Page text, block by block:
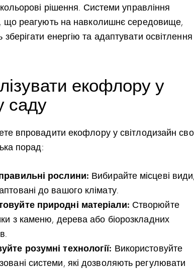
кольорові рішення. Системи управління
що реагують на навколишнє середовище,
енергію та адаптувати
екофлору у
саду
впровадити екофлору у світлодизайн
порад:
рослини: Вибирайте місцеві
до вашого клімату.
природні матеріали: Створюйте
з каменю, дерева або біорозкладних
розумні технології: Використовуйте
системи, які дозволяють регулювати